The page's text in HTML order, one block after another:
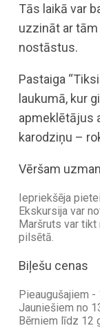
Tās laikā var
uzzināt ar
nostāstus.
Pastaiga
laukumā, kur
apmeklētājus
karodziņu –
Vēršam
Iepriekšēja
Ekskursija var
Maršruts var
pilsētā.
Biļešu cenas
Pieaugušajiem -
Jauniešiem no
Bērniem līdz 12